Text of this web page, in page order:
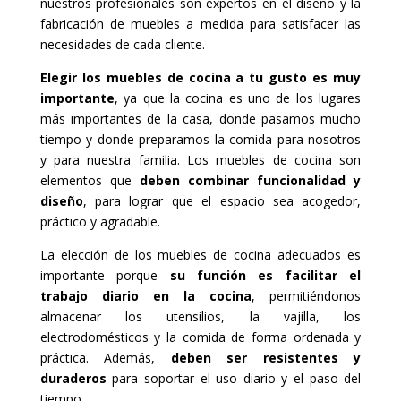
fabricación de muebles a medida para satisfacer las
necesidades de cada cliente.
Elegir los muebles de cocina a tu gusto es muy
importante, ya que la cocina es uno de los lugares
más importantes de la casa, donde pasamos mucho
tiempo y donde preparamos la comida para nosotros
y para nuestra familia. Los muebles de cocina son
elementos que deben combinar funcionalidad y
diseño, para lograr que el espacio sea acogedor,
práctico y agradable.
La elección de los muebles de cocina adecuados es
importante porque su función es facilitar el
trabajo diario en la cocina, permitiéndonos
almacenar los utensilios, la vajilla, los
electrodomésticos y la comida de forma ordenada y
práctica. Además, deben ser resistentes y
duraderos para soportar el uso diario y el paso del